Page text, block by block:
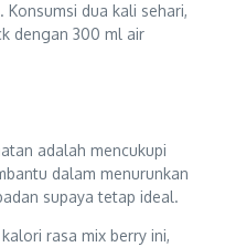
dua kali sehari,
dengan 300 ml air
adalah mencukupi
dalam menurunkan
supaya tetap ideal.
rasa mix berry ini,